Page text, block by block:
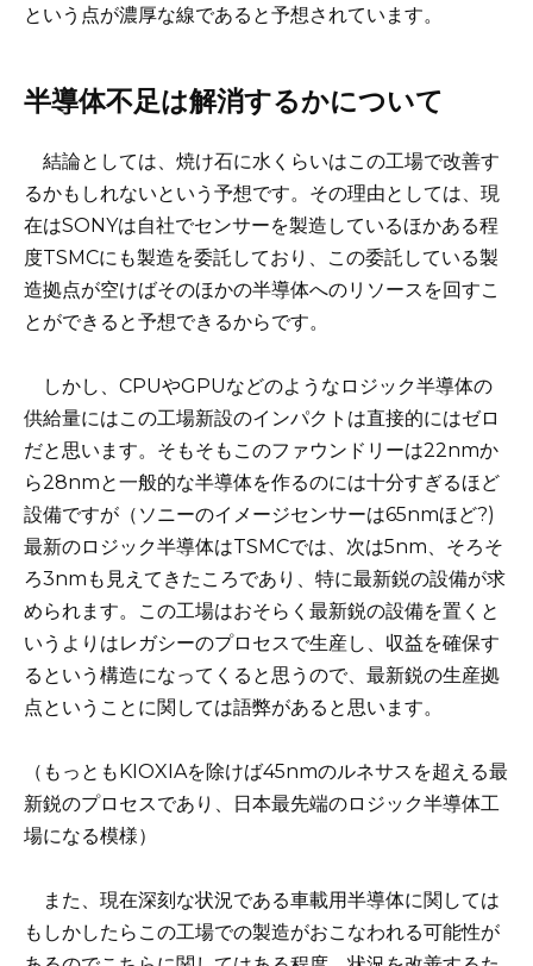
という点が濃厚な線であると予想されています。
半導体不足は解消するかについて
結論としては、焼け石に水くらいはこの工場で改善す
るかもしれないという予想です。その理由としては、現
在はSONYは自社でセンサーを製造しているほかある程
度TSMCにも製造を委託しており、この委託している製
造拠点が空けばそのほかの半導体へのリソースを回すこ
とができると予想できるからです。
しかし、CPUやGPUなどのようなロジック半導体の
供給量にはこの工場新設のインパクトは直接的にはゼロ
だと思います。そもそもこのファウンドリーは22nmか
ら28nmと一般的な半導体を作るのには十分すぎるほど
設備ですが（ソニーのイメージセンサーは65nmほど?)
最新のロジック半導体はTSMCでは、次は5nm、そろそ
ろ3nmも見えてきたころであり、特に最新鋭の設備が求
められます。この工場はおそらく最新鋭の設備を置くと
いうよりはレガシーのプロセスで生産し、収益を確保す
るという構造になってくると思うので、最新鋭の生産拠
点ということに関しては語弊があると思います。
（もっともKIOXIAを除けば45nmのルネサスを超える最
新鋭のプロセスであり、日本最先端のロジック半導体工
場になる模様）
また、現在深刻な状況である車載用半導体に関しては
もしかしたらこの工場での製造がおこなわれる可能性が